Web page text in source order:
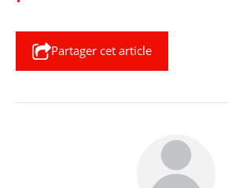
Partager cet article